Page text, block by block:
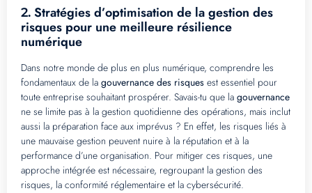
2. Stratégies d’optimisation de la gestion des
risques pour une meilleure résilience
numérique
Dans notre monde de plus en plus numérique, comprendre les
fondamentaux de la gouvernance des risques est essentiel pour
toute entreprise souhaitant prospérer. Savais-tu que la gouvernance
ne se limite pas à la gestion quotidienne des opérations, mais inclut
aussi la préparation face aux imprévus ? En effet, les risques liés à
une mauvaise gestion peuvent nuire à la réputation et à la
performance d’une organisation. Pour mitiger ces risques, une
approche intégrée est nécessaire, regroupant la gestion des
risques, la conformité réglementaire et la cybersécurité.